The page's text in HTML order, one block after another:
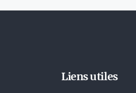
Liens utiles